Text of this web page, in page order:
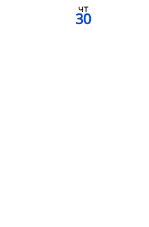
чт
30